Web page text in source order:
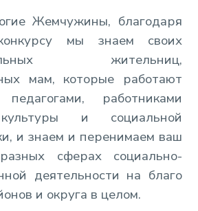
Жемчужины, благодаря
мы знаем своих
жительниц,
мам, которые работают
работниками
и социальной
и знаем и перенимаем ваш
сферах социально-
деятельности на благо
и округа в целом.